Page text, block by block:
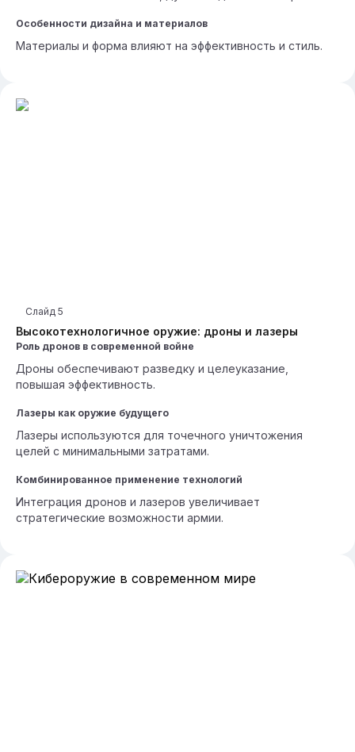
Особенности дизайна и материалов
Материалы и форма влияют на эффективность и стиль.
Высокотехнологичное оружие: дроны и лазеры
Слайд 5
Роль дронов в современной войне
Дроны обеспечивают разведку и целеуказание,
повышая эффективность.
Лазеры как оружие будущего
Лазеры используются для точечного уничтожения
целей с минимальными затратами.
Комбинированное применение технологий
Интеграция дронов и лазеров увеличивает
стратегические возможности армии.